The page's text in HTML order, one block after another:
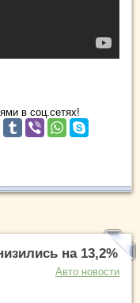
в соц.сетях!
на 13,2%
Авто новости